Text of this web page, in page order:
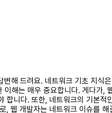
변해 드려요. 네트워크 기초 지
이해는 매우 중요합니다. 게다가
합니다. 또한, 네트워크의 기본
, 웹 개발자는 네트워크 이슈를